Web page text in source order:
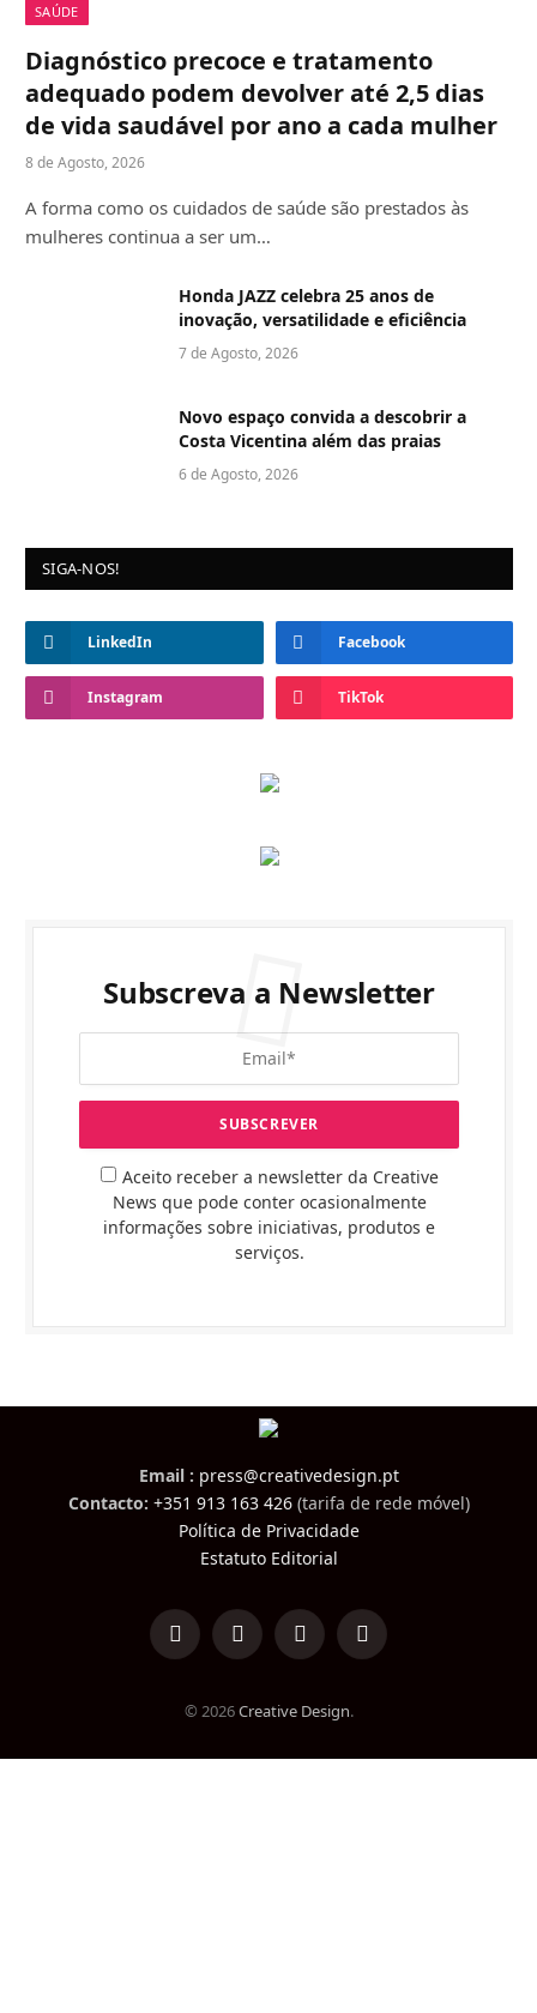
SAÚDE
Diagnóstico precoce e tratamento
adequado podem devolver até 2,5 dias
de vida saudável por ano a cada mulher
8 de Agosto, 2026
A forma como os cuidados de saúde são prestados às
mulheres continua a ser um…
Honda JAZZ celebra 25 anos de
inovação, versatilidade e eficiência
7 de Agosto, 2026
Novo espaço convida a descobrir a
Costa Vicentina além das praias
6 de Agosto, 2026
SIGA-NOS!
LinkedIn Facebook
Instagram TikTok
Subscreva a Newsletter
Aceito receber a newsletter da Creative
News que pode conter ocasionalmente
informações sobre iniciativas, produtos e
serviços.
Email : press@creativedesign.pt
Contacto: +351 913 163 426(tarifa de rede móvel)
Política de Privacidade
Estatuto Editorial
LinkedInFacebookInstagramTikTok
© 2026Creative Design.